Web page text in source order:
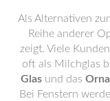
Als Alternativen
Reihe anderer
zeigt. Viele
oft als Milchglas
Glas und das
Bei Fenstern